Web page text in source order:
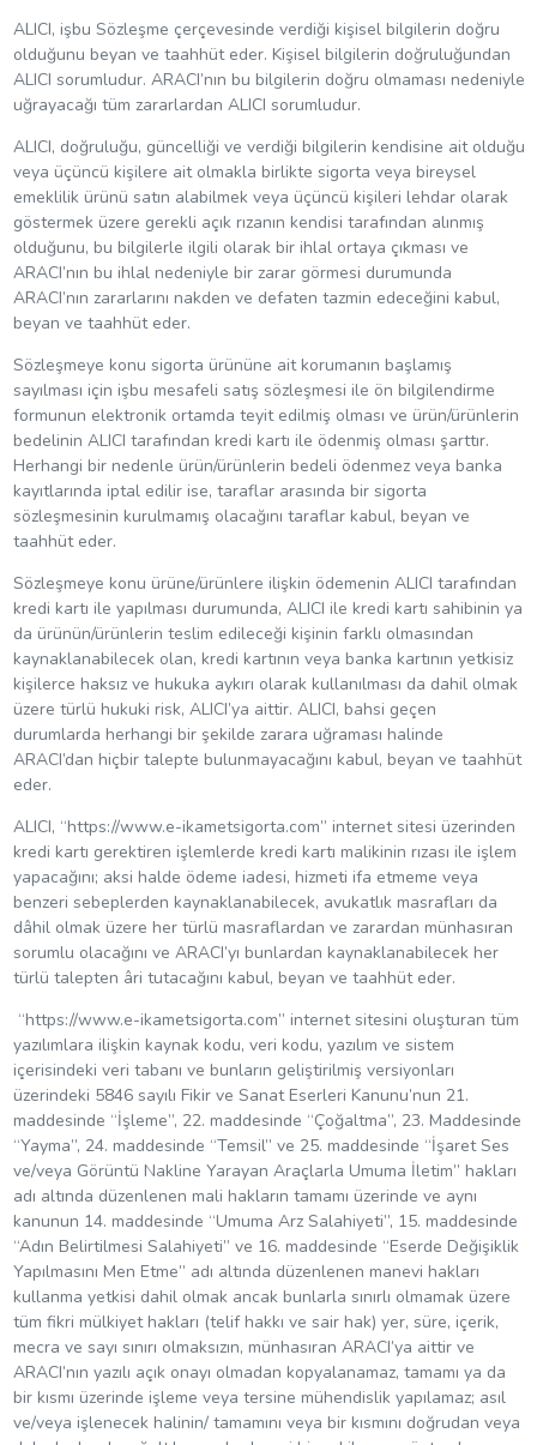
ALICI, işbu Sözleşme çerçevesinde verdiği kişisel bilgilerin doğru
olduğunu beyan ve taahhüt eder. Kişisel bilgilerin doğruluğundan
ALICI sorumludur. ARACI’nın bu bilgilerin doğru olmaması nedeniyle
uğrayacağı tüm zararlardan ALICI sorumludur.
ALICI, doğruluğu, güncelliği ve verdiği bilgilerin kendisine ait olduğu
veya üçüncü kişilere ait olmakla birlikte sigorta veya bireysel
emeklilik ürünü satın alabilmek veya üçüncü kişileri lehdar olarak
göstermek üzere gerekli açık rızanın kendisi tarafından alınmış
olduğunu, bu bilgilerle ilgili olarak bir ihlal ortaya çıkması ve
ARACI’nın bu ihlal nedeniyle bir zarar görmesi durumunda
ARACI’nın zararlarını nakden ve defaten tazmin edeceğini kabul,
beyan ve taahhüt eder.
Sözleşmeye konu sigorta ürününe ait korumanın başlamış
sayılması için işbu mesafeli satış sözleşmesi ile ön bilgilendirme
formunun elektronik ortamda teyit edilmiş olması ve ürün/ürünlerin
bedelinin ALICI tarafından kredi kartı ile ödenmiş olması şarttır.
Herhangi bir nedenle ürün/ürünlerin bedeli ödenmez veya banka
kayıtlarında iptal edilir ise, taraflar arasında bir sigorta
sözleşmesinin kurulmamış olacağını taraflar kabul, beyan ve
taahhüt eder.
Sözleşmeye konu ürüne/ürünlere ilişkin ödemenin ALICI tarafından
kredi kartı ile yapılması durumunda, ALICI ile kredi kartı sahibinin ya
da ürünün/ürünlerin teslim edileceği kişinin farklı olmasından
kaynaklanabilecek olan, kredi kartının veya banka kartının yetkisiz
kişilerce haksız ve hukuka aykırı olarak kullanılması da dahil olmak
üzere türlü hukuki risk, ALICI’ya aittir. ALICI, bahsi geçen
durumlarda herhangi bir şekilde zarara uğraması halinde
ARACI’dan hiçbir talepte bulunmayacağını kabul, beyan ve taahhüt
eder.
ALICI, “https://www.e-ikametsigorta.com” internet sitesi üzerinden
kredi kartı gerektiren işlemlerde kredi kartı malikinin rızası ile işlem
yapacağını; aksi halde ödeme iadesi, hizmeti ifa etmeme veya
benzeri sebeplerden kaynaklanabilecek, avukatlık masrafları da
dâhil olmak üzere her türlü masraflardan ve zarardan münhasıran
sorumlu olacağını ve ARACI’yı bunlardan kaynaklanabilecek her
türlü talepten âri tutacağını kabul, beyan ve taahhüt eder.
“https://www.e-ikametsigorta.com” internet sitesini oluşturan tüm
yazılımlara ilişkin kaynak kodu, veri kodu, yazılım ve sistem
içerisindeki veri tabanı ve bunların geliştirilmiş versiyonları
üzerindeki 5846 sayılı Fikir ve Sanat Eserleri Kanunu’nun 21.
maddesinde “İşleme”, 22. maddesinde “Çoğaltma”, 23. Maddesinde
“Yayma”, 24. maddesinde “Temsil” ve 25. maddesinde “İşaret Ses
ve/veya Görüntü Nakline Yarayan Araçlarla Umuma İletim” hakları
adı altında düzenlenen mali hakların tamamı üzerinde ve aynı
kanunun 14. maddesinde “Umuma Arz Salahiyeti”, 15. maddesinde
“Adın Belirtilmesi Salahiyeti” ve 16. maddesinde “Eserde Değişiklik
Yapılmasını Men Etme” adı altında düzenlenen manevi hakları
kullanma yetkisi dahil olmak ancak bunlarla sınırlı olmamak üzere
tüm fikri mülkiyet hakları (telif hakkı ve sair hak) yer, süre, içerik,
mecra ve sayı sınırı olmaksızın, münhasıran ARACI’ya aittir ve
ARACI’nın yazılı açık onayı olmadan kopyalanamaz, tamamı ya da
bir kısmı üzerinde işleme veya tersine mühendislik yapılamaz; asıl
ve/veya işlenecek halinin/ tamamını veya bir kısmını doğrudan veya